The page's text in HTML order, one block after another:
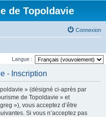
de Topoldavie
Connexion
Langue :
- Inscription
» (désigné ci-après par
de Topoldavie » et
»), vous acceptez d’être
Si vous n’acceptez pas